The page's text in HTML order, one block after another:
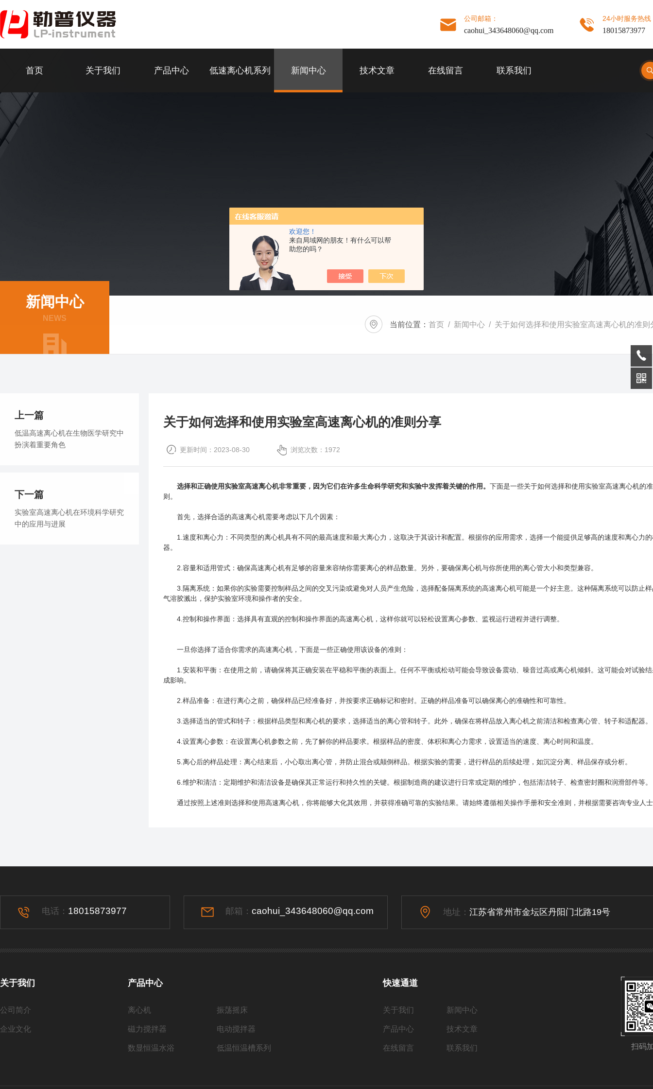
欢迎您！
来自局域网的朋友！有什么可以帮
助您的吗？
公司邮箱：
caohui_343648060@qq.com
24小时服务热线
18015873977
首页 关于我们 产品中心 低速离心机系列 新闻中心 技术文章 在线留言 联系我们
新闻中心
NEWS
当前位置： 首页 / 新闻中心 / 关于如何选择和使用实验室高速离心机的准则
关于如何选择和使用实验室高速离心机的准则分享
更新时间：2023-08-30 浏览次数：1972
选择和正确使用实验室高速离心机非常重要，因为它们在许多生命科学研究和实验中发挥着关键的作用。 下面是一些关于如何选择和使用实验室高速离心机的准
则。
首先，选择合适的高速离心机需要考虑以下几个因素：
1.速度和离心力：不同类型的离心机具有不同的最高速度和最大离心力，这取决于其设计和配置。根据你的应用需求，选择一个能提供足够高的速度和离心力
器。
2.容量和适用管式：确保高速离心机有足够的容量来容纳你需要离心的样品数量。另外，要确保离心机与你所使用的离心管大小和类型兼容。
3.隔离系统：如果你的实验需要控制样品之间的交叉污染或避免对人员产生危险，选择配备隔离系统的高速离心机可能是一个好主意。这种隔离系统可以防止
气溶胶溅出，保护实验室环境和操作者的安全。
4.控制和操作界面：选择具有直观的控制和操作界面的高速离心机，这样你就可以轻松设置离心参数、监视运行进程并进行调整。
一旦你选择了适合你需求的高速离心机，下面是一些正确使用该设备的准则：
1.安装和平衡：在使用之前，请确保将其正确安装在平稳和平衡的表面上。任何不平衡或松动可能会导致设备震动、噪音过高或离心机倾斜。这可能会对试验
成影响。
2.样品准备：在进行离心之前，确保样品已经准备好，并按要求正确标记和密封。正确的样品准备可以确保离心的准确性和可靠性。
3.选择适当的管式和转子：根据样品类型和离心机的要求，选择适当的离心管和转子。此外，确保在将样品放入离心机之前清洁和检查离心管、转子和适配器。
4.设置离心参数：在设置离心机参数之前，先了解你的样品要求。根据样品的密度、体积和离心力需求，设置适当的速度、离心时间和温度。
5.离心后的样品处理：离心结束后，小心取出离心管，并防止混合或颠倒样品。根据实验的需要，进行样品的后续处理，如沉淀分离、样品保存或分析。
6.维护和清洁：定期维护和清洁设备是确保其正常运行和持久性的关键。根据制造商的建议进行日常或定期的维护，包括清洁转子、检查密封圈和润滑部件等。
通过按照上述准则选择和使用高速离心机，你将能够大化其效用，并获得准确可靠的实验结果。请始终遵循相关操作手册和安全准则，并根据需要咨询专业人
上一篇
低温高速离心机在生物医学研究中
扮演着重要角色
下一篇
实验室高速离心机在环境科学研究
中的应用与进展
电话： 18015873977 邮箱： caohui_343648060@qq.com 地址： 江苏省常州市金坛区丹阳门北路19号
关于我们
公司简介
企业文化
产品中心
离心机 振荡摇床
磁力搅拌器 电动搅拌器
数显恒温水浴 低温恒温槽系列
快速通道
关于我们 新闻中心
产品中心 技术文章
在线留言 联系我们 扫码